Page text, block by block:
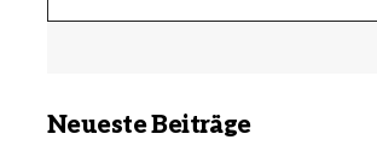
Neueste Beiträge